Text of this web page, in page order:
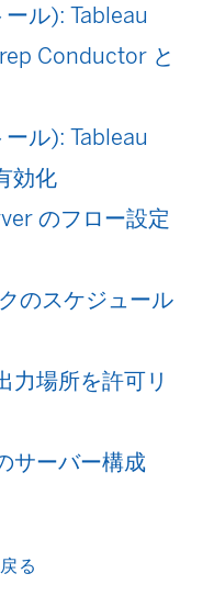
ル): Tableau
Conductor と
ル): Tableau
効化
のフロー設定
のスケジュール
力場所を許可リ
サーバー構成
る